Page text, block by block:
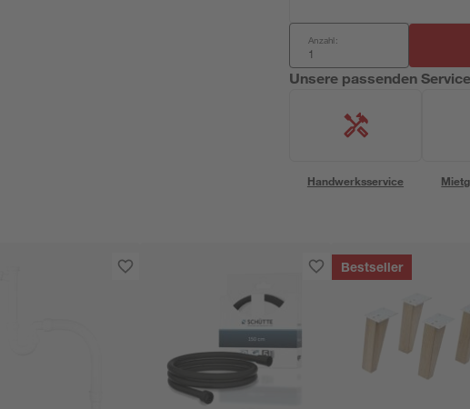
Anzahl:
Unsere passenden
Handwerksservice
Bestseller